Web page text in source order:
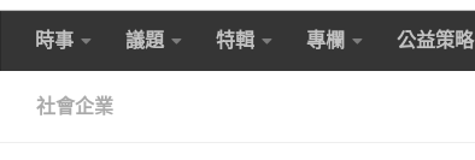
時事 議題 特輯 專欄 公益策略
社會企業